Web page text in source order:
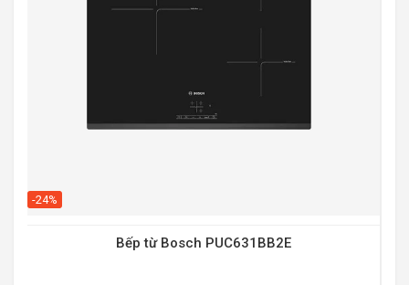
-24%
Bếp từ Bosch PUC631BB2E